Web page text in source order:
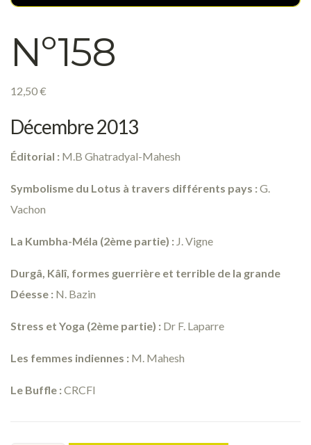
Nº158
12,50€
Décembre 2013
Éditorial : M.B Ghatradyal-Mahesh
Symbolisme du Lotus à travers différents pays :G.
Vachon
La Kumbha-Méla (2ème partie) : J. Vigne
Durgâ, Kâlî, formes guerrière et terrible de la grande
Déesse : N. Bazin
Stress et Yoga (2ème partie) : Dr F. Laparre
Les femmes indiennes : M. Mahesh
Le Buffle :CRCFI